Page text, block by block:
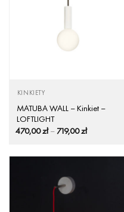
KINKIETY
MATUBA WALL – Kinkiet –
LOFTLIGHT
470,00zł –719,00złZakres
470,00 zł